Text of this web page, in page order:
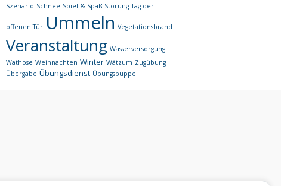
Szenario Schnee Spiel & Spaß Störung Tag der
offenen Tür Ummeln Vegetationsbrand
Veranstaltung Wasserversorgung
Wathose Weihnachten Winter Wätzum Zugübung
Übergabe Übungsdienst Übungspuppe